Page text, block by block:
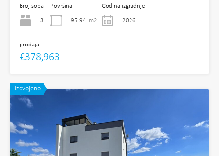
Broj soba
3
Površina
95.94 m2
Godina izgradnje
2026
prodaja
€378,963
Izdvojeno